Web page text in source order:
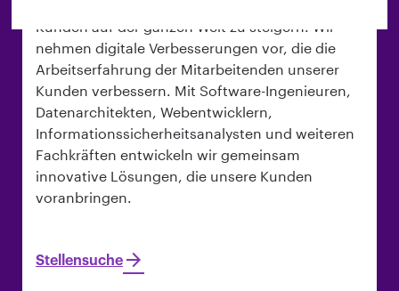
Kunden auf der ganzen Welt zu steigern. Wir
nehmen digitale Verbesserungen vor, die die
Arbeitserfahrung der Mitarbeitenden unserer
Kunden verbessern. Mit Software-Ingenieuren,
Datenarchitekten, Webentwicklern,
Informationssicherheitsanalysten und weiteren
Fachkräften entwickeln wir gemeinsam
innovative Lösungen, die unsere Kunden
voranbringen.
Stellensuche